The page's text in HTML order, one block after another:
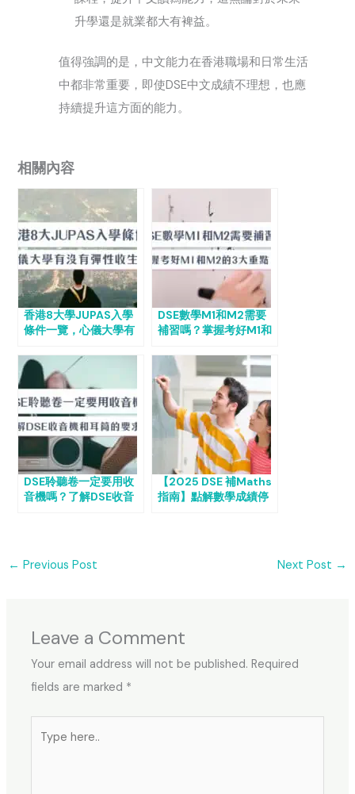
升學還是就業都大有裨益。
值得強調的是，中文能力在香港職場和日常生活
中都非常重要，即使DSE中文成績不理想，也應
持續提升這方面的能力。
相關內容
香港8大學JUPAS入學
條件一覽，心儀大學有
DSE數學M1和M2需要
補習嗎？掌握考好M1和
DSE聆聽卷一定要用收
音機嗎？了解DSE收音
【2025 DSE 補Maths
指南】點解數學成績停
← Previous Post Next Post →
Leave a Comment
Your email address will not be published. Required
fields are marked *